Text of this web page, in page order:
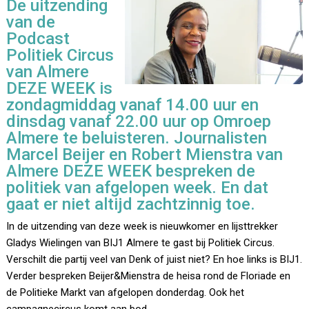
De uitzending
van de
Podcast
Politiek Circus
van Almere
DEZE WEEK is
zondagmiddag vanaf 14.00 uur en
dinsdag vanaf 22.00 uur op Omroep
Almere te beluisteren. Journalisten
Marcel Beijer en Robert Mienstra van
Almere DEZE WEEK bespreken de
politiek van afgelopen week. En dat
gaat er niet altijd zachtzinnig toe.
In de uitzending van deze week is nieuwkomer en lijsttrekker
Gladys Wielingen van BIJ1 Almere te gast bij Politiek Circus.
Verschilt die partij veel van Denk of juist niet? En hoe links is BIJ1.
Verder bespreken Beijer&Mienstra de heisa rond de Floriade en
de Politieke Markt van afgelopen donderdag. Ook het